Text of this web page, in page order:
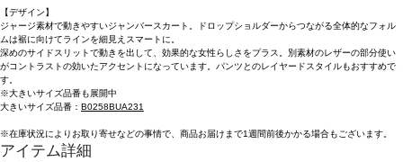
【デザイン】
ジャージ素材で動きやすいジャンバースカート。ドロップショルダーからつながる全体的なフォル
ムは裾に向けてラインを細見えスマートに。
深めのサイドスリットで動きを出して、効果的な女性らしさをプラス。別素材のレザーの部分使い
がコントラストの効いたアクセントになっています。パンツとのレイヤードスタイルもおすすめで
す。
※大きいサイズ品番も展開中
大きいサイズ品番： B0258BUA231
※在庫状況によりお取り寄せなどの事情で、商品お届けまで1週間前後かかる場合もございます。
アイテム詳細